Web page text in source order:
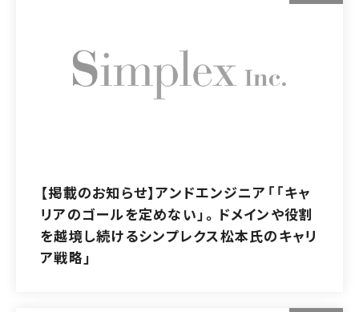
【掲載のお知らせ】アンドエンジニア「「キャ
リアのゴールを定めない」。ドメインや役割
を越境し続けるシンプレクス松本氏のキャリ
ア戦略」